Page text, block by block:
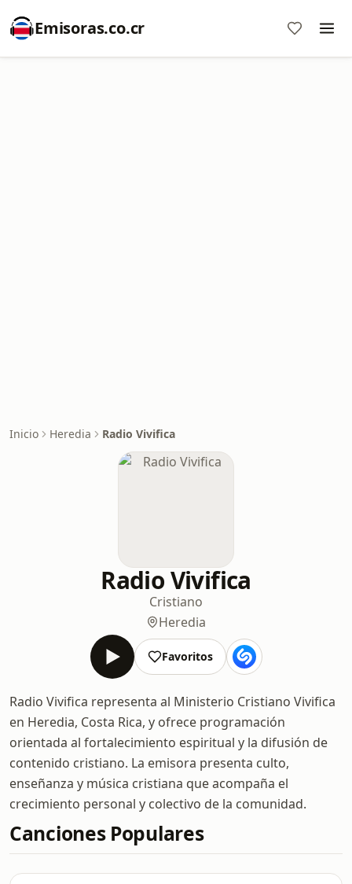
Emisoras.co.cr
Inicio Heredia Radio Vivifica
Radio Vivifica
Cristiano
Heredia
Favoritos
Radio Vivifica representa al Ministerio Cristiano Vivifica
en Heredia, Costa Rica, y ofrece programación
orientada al fortalecimiento espiritual y la difusión de
contenido cristiano. La emisora presenta culto,
enseñanza y música cristiana que acompaña el
crecimiento personal y colectivo de la comunidad.
Canciones Populares